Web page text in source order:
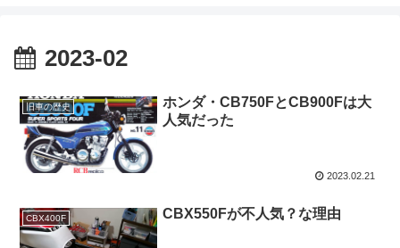
2023-02
旧車の歴史
ホンダ・CB750FとCB900Fは大
人気だった
2023.02.21
CBX400F CBX550Fが不人気？な理由